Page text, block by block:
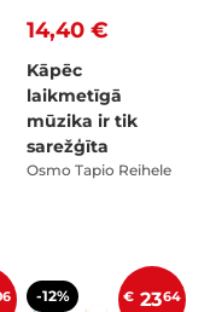
14,40 €
Kāpēc
laikmetīgā
mūzika ir tik
sarežģīta
Osmo Tapio Reihele
-12% € 2364